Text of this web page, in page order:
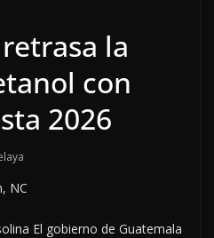
la
con
2026
NC
El gobierno de Guatemala